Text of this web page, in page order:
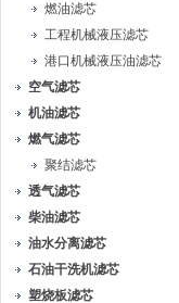
燃油滤芯
工程机械液压滤芯
港口机械液压油滤芯
空气滤芯
机油滤芯
燃气滤芯
聚结滤芯
透气滤芯
柴油滤芯
油水分离滤芯
石油干洗机滤芯
塑烧板滤芯